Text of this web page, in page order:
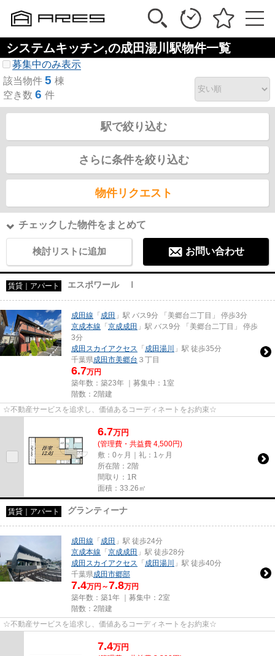
システムキッチン,の成田湯川駅物件一覧
募集中のみ表示
該当物件 5 棟
空き数 6 件
駅で絞り込む
さらに条件を絞り込む
物件リクエスト
チェックした物件をまとめて
検討リストに追加 お問い合わせ
賃貸｜アパート エスポワール Ⅰ
成田線 「成田 」駅 バス9分 「美郷台二丁目」 停歩3分
京成本線 「京成成田 」駅 バス9分 「美郷台二丁目」 停歩
3分
成田スカイアクセス
「成田湯川
」駅 徒歩35分
千葉県成田市美郷台 ３丁目
6.7万円
築年数：築23年 ｜募集中： 1室
階数：2階建
☆不動産サービスを追求し、価値あるコーディネートをお約束☆
6.7万円
(管理費・共益費 4,500円)
敷：0ヶ月｜礼：1ヶ月
所在階：2階
間取り：1R
面積：33.26㎡
賃貸｜アパート グランティーナ
成田線 「成田 」駅 徒歩24分
京成本線 「京成成田 」駅 徒歩28分
成田スカイアクセス
「成田湯川
」駅 徒歩40分
千葉県成田市郷部
7.4万円～7.8万円
築年数：築1年 ｜募集中： 2室
階数：2階建
☆不動産サービスを追求し、価値あるコーディネートをお約束☆
7.4万円